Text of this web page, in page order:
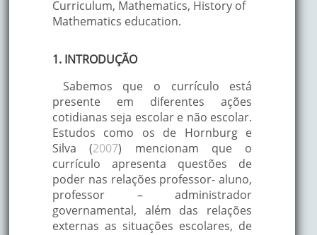
Curriculum, Mathematics, History of
Mathematics education.
1. INTRODUÇÃO
Sabemos que o currículo está
presente em diferentes ações
cotidianas seja escolar e não escolar.
Estudos como os de Hornburg e
Silva (2007) mencionam que o
currículo apresenta questões de
poder nas relações professor- aluno,
professor – administrador
governamental, além das relações
externas as situações escolares, de